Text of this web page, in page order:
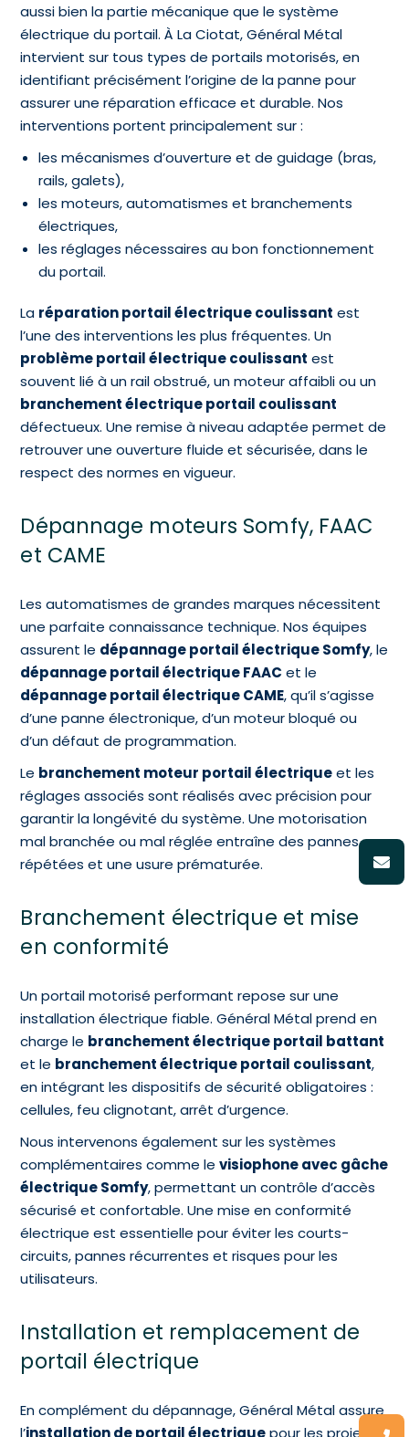
aussi bien la partie mécanique que le système
électrique du portail. À La Ciotat, Général Métal
intervient sur tous types de portails motorisés, en
identifiant précisément l’origine de la panne pour
assurer une réparation efficace et durable. Nos
interventions portent principalement sur :
les mécanismes d’ouverture et de guidage (bras,
rails, galets),
les moteurs, automatismes et branchements
électriques,
les réglages nécessaires au bon fonctionnement
du portail.
La réparation portail électrique coulissant est
l’une des interventions les plus fréquentes. Un
problème portail électrique coulissant est
souvent lié à un rail obstrué, un moteur affaibli ou un
branchement électrique portail coulissant
défectueux. Une remise à niveau adaptée permet de
retrouver une ouverture fluide et sécurisée, dans le
respect des normes en vigueur.
Dépannage moteurs Somfy, FAAC
et CAME
Les automatismes de grandes marques nécessitent
une parfaite connaissance technique. Nos équipes
assurent le dépannage portail électrique Somfy, le
dépannage portail électrique FAAC et le
dépannage portail électrique CAME, qu’il s’agisse
d’une panne électronique, d’un moteur bloqué ou
d’un défaut de programmation.
Le branchement moteur portail électriqueet les
réglages associés sont réalisés avec précision pour
garantir la longévité du système. Une motorisation
mal branchée ou mal réglée entraîne des pannes
répétées et une usure prématurée.
Branchement électrique et mise
en conformité
Un portail motorisé performant repose sur une
installation électrique fiable. Général Métal prend en
charge le branchement électrique portail battant
et le branchement électrique portail coulissant,
en intégrant les dispositifs de sécurité obligatoires :
cellules, feu clignotant, arrêt d’urgence.
Nous intervenons également sur les systèmes
complémentaires comme levisiophone avec gâche
électrique Somfy, permettant un contrôle d’accès
sécurisé et confortable. Une mise en conformité
électrique est essentielle pour éviter les courts-
circuits, pannes récurrentes et risques pour les
utilisateurs.
Installation et remplacement de
portail électrique
En complément du dépannage, Général Métal assure